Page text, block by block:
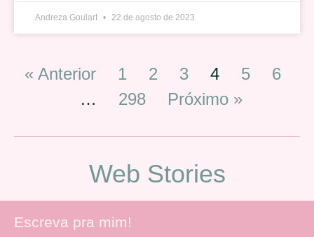
Andreza Goulart 22 de agosto de 2023
« Anterior 1 2 3 4 5
6
…
298 Próximo »
Web Stories
Escreva pra mim!